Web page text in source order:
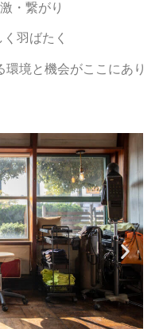
・繋がり
羽ばたく
境と機会がここにあり